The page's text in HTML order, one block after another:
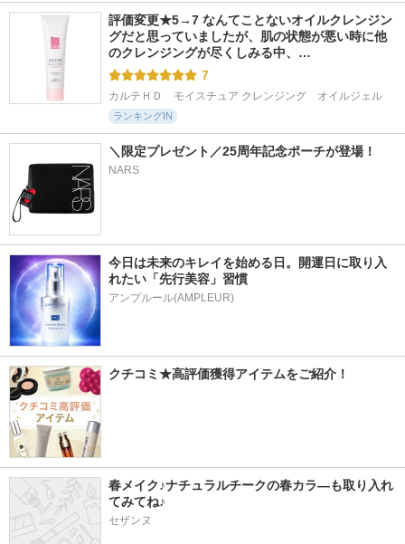
評価変更★5→7 なんてことないオイルクレンジン
グだと思っていましたが、肌の状態が悪い時に他
のクレンジングが尽くしみる中、…
7
カルテＨＤ　モイスチュア クレンジング　オイルジェル
ランキングIN
＼限定プレゼント／25周年記念ポーチが登場！
NARS
今日は未来のキレイを始める日。開運日に取り入
れたい「先行美容」習慣
アンプルール(AMPLEUR)
クチコミ★高評価獲得アイテムをご紹介！
春メイク♪ナチュラルチークの春カラ―も取り入れ
てみてね♪
セザンヌ